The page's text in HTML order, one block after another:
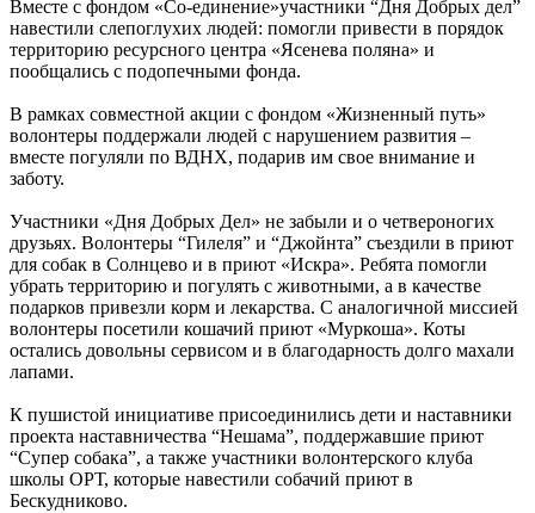
Вместе с фондом «Со-единение»участники “Дня Добрых дел”
навестили слепоглухих людей: помогли привести в порядок
территорию ресурсного центра «Ясенева поляна» и
пообщались с подопечными фонда.
В рамках совместной акции с фондом «Жизненный путь»
волонтеры поддержали людей с нарушением развития –
вместе погуляли по ВДНХ, подарив им свое внимание и
заботу.
Участники «Дня Добрых Дел» не забыли и о четвероногих
друзьях. Волонтеры “Гилеля” и “Джойнта” съездили в приют
для собак в Солнцево и в приют «Искра». Ребята помогли
убрать территорию и погулять с животными, а в качестве
подарков привезли корм и лекарства. С аналогичной миссией
волонтеры посетили кошачий приют «Муркоша». Коты
остались довольны сервисом и в благодарность долго махали
лапами.
К пушистой инициативе присоединились дети и наставники
проекта наставничества “Нешама”, поддержавшие приют
“Супер собака”, а также участники волонтерского клуба
школы ОРТ, которые навестили собачий приют в
Бескудниково.